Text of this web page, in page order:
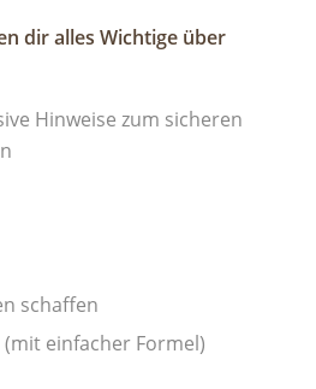
dir alles Wichtige über
Hinweise zum sicheren
schaffen
einfacher Formel)